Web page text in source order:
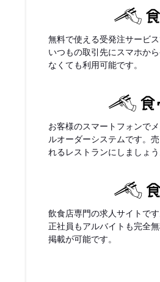
無料で使える受発注サービス
いつもの取引先にスマホか
なくても利用可能です。
お客様のスマートフォンで
ルオーダーシステムです。
れるレストランにしましょう
飲食店専門の求人サイトです
正社員もアルバイトも完全
掲載が可能です。